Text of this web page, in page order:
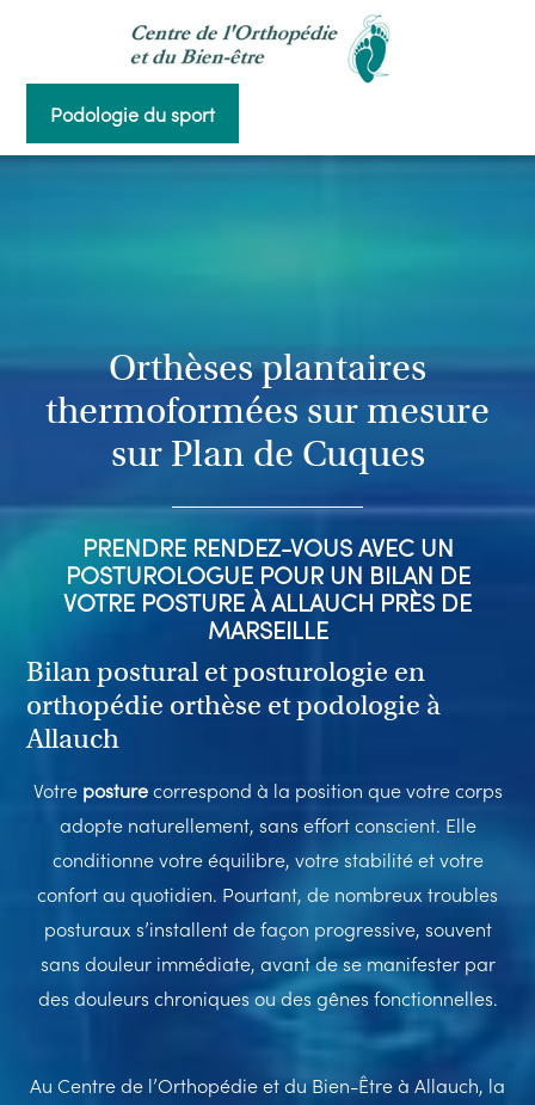
Podologie du sport
Orthèses plantaires
thermoformées sur mesure
sur Plan de Cuques
PRENDRE RENDEZ-VOUS AVEC UN
POSTUROLOGUE POUR UN BILAN DE
VOTRE POSTURE À ALLAUCH PRÈS DE
MARSEILLE
Bilan postural et posturologie en
orthopédie orthèse et podologie à
Allauch
Votre posturecorrespond à la position que votre corps
adopte naturellement, sans effort conscient. Elle
conditionne votre équilibre, votre stabilité et votre
confort au quotidien. Pourtant, de nombreux troubles
posturaux s’installent de façon progressive, souvent
sans douleur immédiate, avant de se manifester par
des douleurs chroniques ou des gênes fonctionnelles.
Au Centre de l’Orthopédie et du Bien-Être à Allauch, la